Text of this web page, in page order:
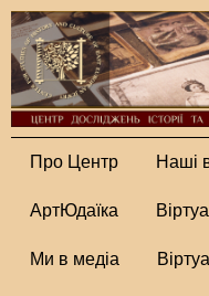
Про Центр Наші
АртЮдаїка
Ми в медіа